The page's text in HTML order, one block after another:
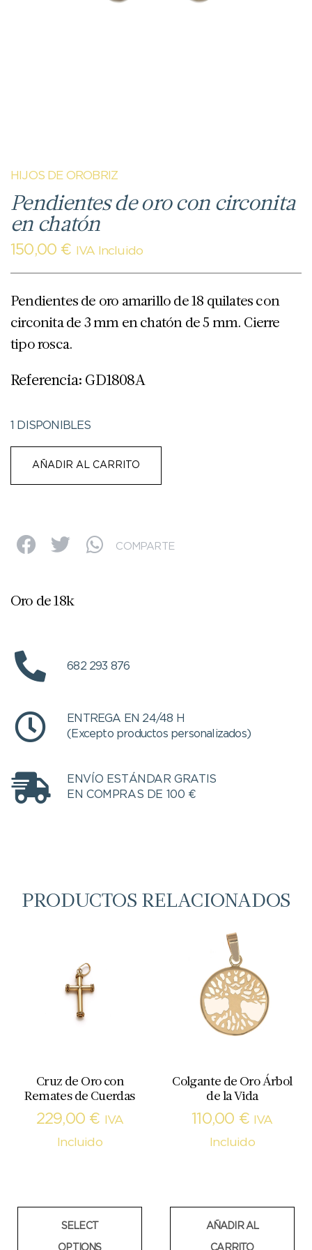
HIJOS DE OROBRIZ
Pendientes de oro con circonita
en chatón
150,00 € IVA Incluido
Pendientes de oro amarillo de 18 quilates con
circonita de 3 mm en chatón de 5 mm. Cierre
tipo rosca.
Referencia: GD1808A
1 DISPONIBLES
AÑADIR AL CARRITO
COMPARTE
Oro de 18k
682 293 876
ENTREGA EN 24/48 H
(Excepto productos personalizados)
ENVÍO ESTÁNDAR GRATIS
EN COMPRAS DE 100 €
PRODUCTOS RELACIONADOS
Cruz de Oro con
Remates de Cuerdas
229,00 €
IVA
Incluido
SELECT
OPTIONS
Colgante de Oro Árbol
de la Vida
110,00 €
IVA
Incluido
AÑADIR AL
CARRITO